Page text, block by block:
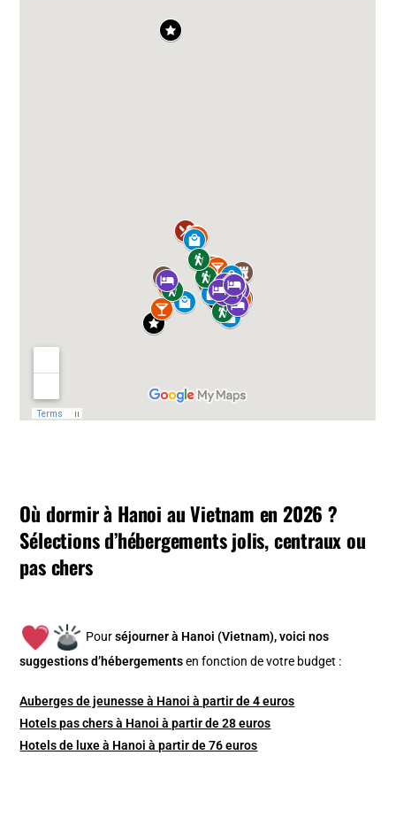
Où dormir à Hanoi au Vietnam en 2026 ?
Sélections d’hébergements jolis, centraux ou
pas chers
Pourséjourner à Hanoi (Vietnam), voici nos
suggestions d’hébergements en fonction de votre budget :
Auberges de jeunesse à Hanoi à partir de 4 euros
Hotels pas chers à Hanoi à partir de 28 euros
Hotels de luxe à Hanoi à partir de 76 euros